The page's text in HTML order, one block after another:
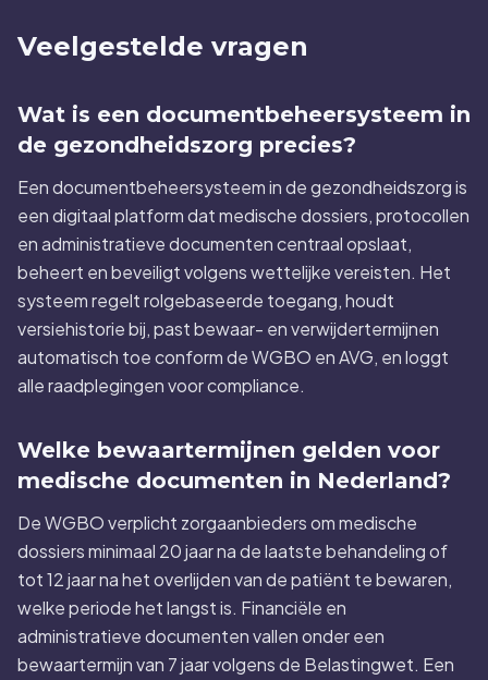
Veelgestelde vragen
Wat is een documentbeheersysteem in
de gezondheidszorg precies?
Een documentbeheersysteem in de gezondheidszorg is
een digitaal platform dat medische dossiers, protocollen
en administratieve documenten centraal opslaat,
beheert en beveiligt volgens wettelijke vereisten. Het
systeem regelt rolgebaseerde toegang, houdt
versiehistorie bij, past bewaar- en verwijdertermijnen
automatisch toe conform de WGBO en AVG, en loggt
alle raadplegingen voor compliance.
Welke bewaartermijnen gelden voor
medische documenten in Nederland?
De WGBO verplicht zorgaanbieders om medische
dossiers minimaal 20 jaar na de laatste behandeling of
tot 12 jaar na het overlijden van de patiënt te bewaren,
welke periode het langst is. Financiële en
administratieve documenten vallen onder een
bewaartermijn van 7 jaar volgens de Belastingwet. Een